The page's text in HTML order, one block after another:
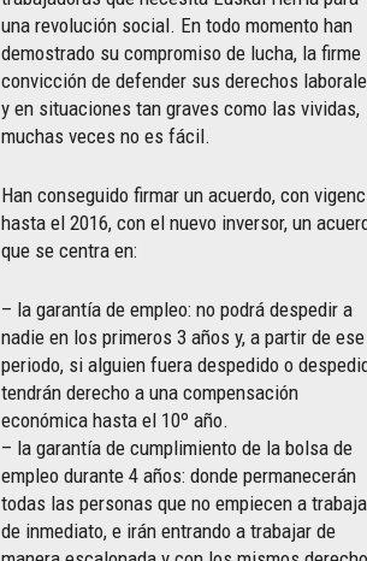
una revolución social. En todo momento han
demostrado su compromiso de lucha, la firme
convicción de defender sus derechos
y en situaciones tan graves como las vividas,
muchas veces no es fácil.
Han conseguido firmar un acuerdo, con
hasta el 2016, con el nuevo inversor, un
que se centra en:
– la garantía de empleo: no podrá despedir a
nadie en los primeros 3 años y, a partir de ese
periodo, si alguien fuera despedido o
tendrán derecho a una compensación
económica hasta el 10º año.
– la garantía de cumplimiento de la bolsa de
empleo durante 4 años: donde permanecerán
todas las personas que no empiecen a
de inmediato, e irán entrando a trabajar de